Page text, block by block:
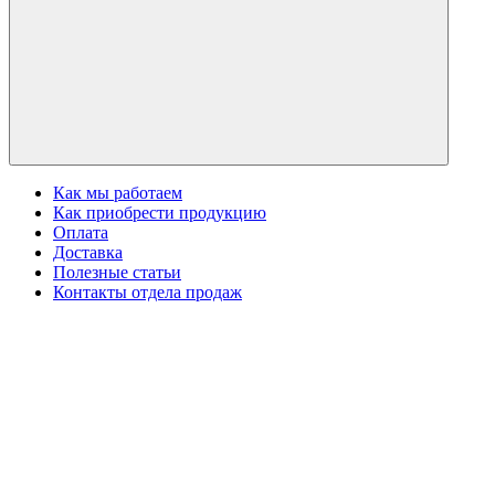
Как мы работаем
Как приобрести продукцию
Оплата
Доставка
Полезные статьи
Контакты отдела продаж